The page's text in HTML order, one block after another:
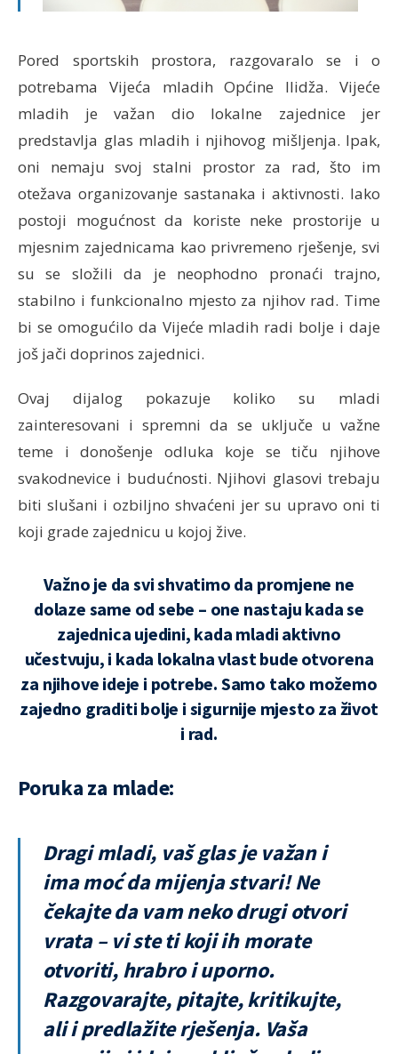
Pored sportskih prostora, razgovaralo se i o
potrebama Vijeća mladih Općine Ilidža. Vijeće
mladih je važan dio lokalne zajednice jer
predstavlja glas mladih i njihovog mišljenja. Ipak,
oni nemaju svoj stalni prostor za rad, što im
otežava organizovanje sastanaka i aktivnosti. Iako
postoji mogućnost da koriste neke prostorije u
mjesnim zajednicama kao privremeno rješenje, svi
su se složili da je neophodno pronaći trajno,
stabilno i funkcionalno mjesto za njihov rad. Time
bi se omogućilo da Vijeće mladih radi bolje i daje
još jači doprinos zajednici.
Ovaj dijalog pokazuje koliko su mladi
zainteresovani i spremni da se uključe u važne
teme i donošenje odluka koje se tiču njihove
svakodnevice i budućnosti. Njihovi glasovi trebaju
biti slušani i ozbiljno shvaćeni jer su upravo oni ti
koji grade zajednicu u kojoj žive.
Važno je da svi shvatimo da promjene ne
dolaze same od sebe – one nastaju kada se
zajednica ujedini, kada mladi aktivno
učestvuju, i kada lokalna vlast bude otvorena
za njihove ideje i potrebe. Samo tako možemo
zajedno graditi bolje i sigurnije mjesto za život
i rad.
Poruka za mlade:
Dragi mladi, vaš glas je važan i
ima moć da mijenja stvari! Ne
čekajte da vam neko drugi otvori
vrata – vi ste ti koji ih morate
otvoriti, hrabro i uporno.
Razgovarajte, pitajte, kritikujte,
ali i predlažite rješenja. Vaša